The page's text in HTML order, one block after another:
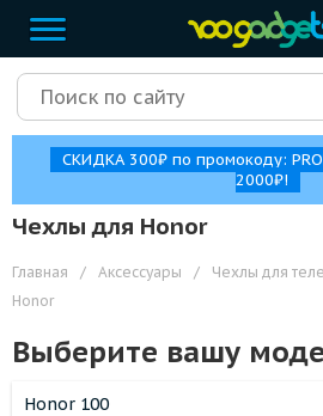
СКИДКА 300₽ по промокоду:
2000₽!
Чехлы для Honor
Главная / Аксессуары / Чехлы для
Honor
Выберите вашу
Honor 100